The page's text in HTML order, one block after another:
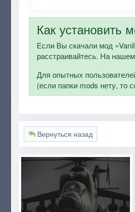
Как установить
Если Вы скачали мод
расстраивайтесь. На
Для опытных
(если папки mods нету, то
Вернуться назад